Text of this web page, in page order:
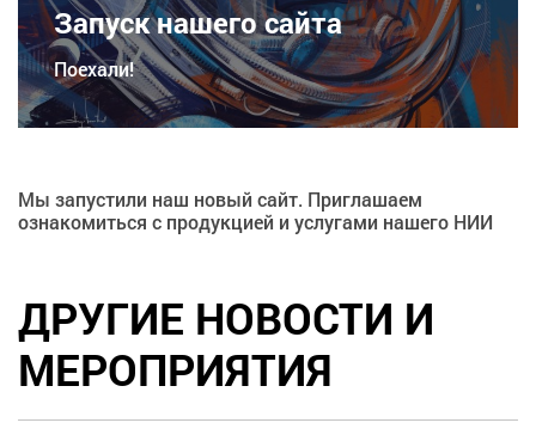
Запуск нашего сайта
Поехали!
Мы запустили наш новый сайт. Приглашаем
ознакомиться с продукцией и услугами нашего НИИ
ДРУГИЕ НОВОСТИ И
МЕРОПРИЯТИЯ